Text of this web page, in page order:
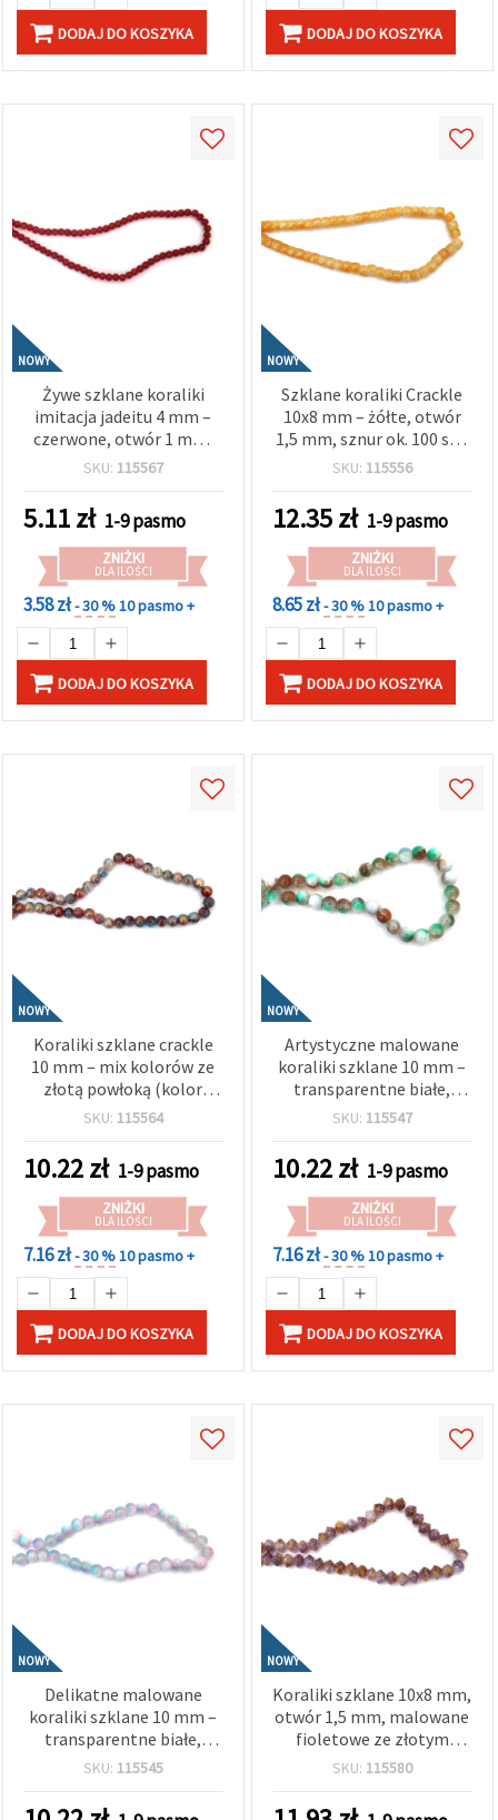
DODAJ DO KOSZYKA DODAJ DO KOSZYKA
NOWY
Żywe szklane koraliki
imitacja jadeitu 4 mm –
czerwone, otwór 1 mm,
sznur ok. 195 szt. –
energetycznej biżuterii i
rękodzieła DIY
SKU: 115567
5.11zł 1-9 pasmo
ZNIŻKI
DLA ILOŚCI
3.58 zł- 30 %10 pasmo +
DODAJ DO KOSZYKA
NOWY
Szklane koraliki Crackle
10x8 mm – żółte, otwór
1,5 mm, sznur ok. 100 szt.
– do tworzenia biżuterii
artystycznego
SKU: 115556
12.35zł 1-9 pasmo
ZNIŻKI
DLA ILOŚCI
8.65 zł- 30 %10 pasmo +
DODAJ DO KOSZYKA
NOWY
Koraliki szklane crackle
10 mm – mix kolorów ze
złotą powłoką (kolor
złoty), otwór 1 mm, sznur
biżuterii DIY i rękodzieła
kreatywnego
SKU: 115564
10.22zł 1-9 pasmo
ZNIŻKI
DLA ILOŚCI
7.16 zł- 30 %10 pasmo +
DODAJ DO KOSZYKA
NOWY
Artystyczne malowane
koraliki szklane 10 mm –
transparentne białe,
brązowe i zielone z białą
ok. 85 szt. – idealne do
tworzenia naturalnej
biżuterii DIY
SKU: 115547
10.22zł 1-9 pasmo
ZNIŻKI
DLA ILOŚCI
7.16 zł- 30 %10 pasmo +
DODAJ DO KOSZYKA
NOWY
Delikatne malowane
koraliki szklane 10 mm –
transparentne białe,
różowe i niebieskie z białą
ok. 85 szt. – idealne do
SKU: 115545
NOWY
Koraliki szklane 10x8 mm,
otwór 1,5 mm, malowane
fioletowe ze złotym
akcentem, sznur ok. 95
nawlekania i rękodzieła
SKU: 115580